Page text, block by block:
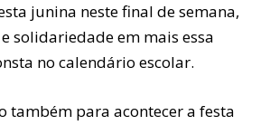
junina neste final de semana,
solidariedade em mais essa
no calendário escolar.
também para acontecer a festa